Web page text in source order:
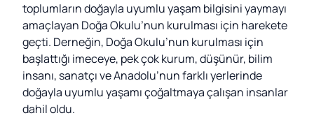
toplumların doğayla uyumlu yaşam bilgisini yaymayı
amaçlayan Doğa Okulu’nun kurulması için harekete
geçti. Derneğin, Doğa Okulu’nun kurulması için
başlattığı imeceye, pek çok kurum, düşünür, bilim
insanı, sanatçı ve Anadolu’nun farklı yerlerinde
doğayla uyumlu yaşamı çoğaltmaya çalışan insanlar
dahil oldu.